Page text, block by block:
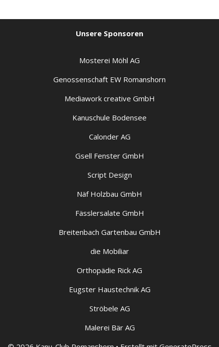
Unsere Sponsoren
Mosterei Möhl AG
Genossenschaft EW Romanshorn
Mediawork creative GmbH
Kanuschule Bodensee
Calonder AG
Gsell Fenster GmbH
Script Design
Näf Holzbau GmbH
Fässlersalate GmbH
Breitenbach Gartenbau GmbH
die Mobiliar
Orthopädie Rick AG
Eugster Haustechnik AG
Ströbele AG
Malerei Bär AG